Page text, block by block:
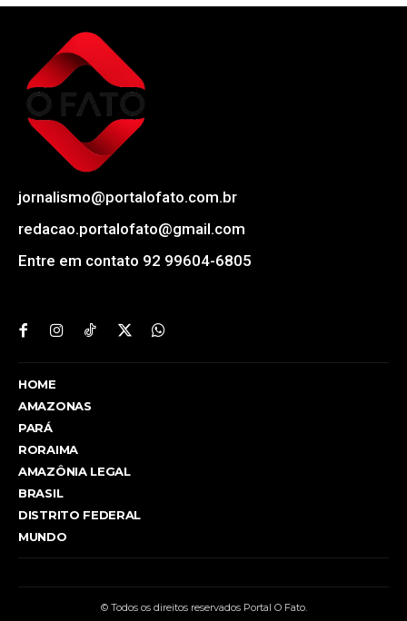
jornalismo@portalofato.com.br
redacao.portalofato@gmail.com
Entre em contato 92 99604-6805
HOME
AMAZONAS
PARÁ
RORAIMA
AMAZÔNIA LEGAL
BRASIL
DISTRITO FEDERAL
MUNDO
© Todos os direitos reservados Portal O Fato.